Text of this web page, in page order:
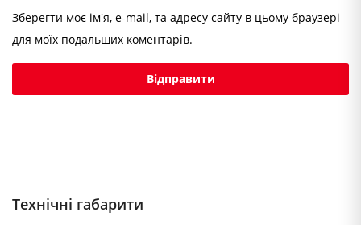
Зберегти моє ім'я, e-mail, та адресу сайту в цьому браузері
для моїх подальших коментарів.
Технічні габарити